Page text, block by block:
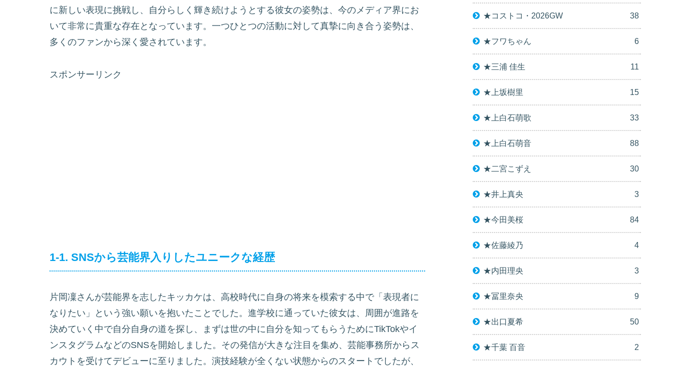
に新しい表現に挑戦し、自分らしく輝き続けようとする彼女の姿勢は、今のメディア界にお
いて非常に貴重な存在となっています。一つひとつの活動に対して真摯に向き合う姿勢は、
多くのファンから深く愛されています。
スポンサーリンク
1-1. SNSから芸能界入りしたユニークな経歴
片岡凜さんが芸能界を志したキッカケは、高校時代に自身の将来を模索する中で「表現者に
なりたい」という強い願いを抱いたことでした。進学校に通っていた彼女は、周囲が進路を
決めていく中で自分自身の道を探し、まずは世の中に自分を知ってもらうためにTikTokやイ
ンスタグラムなどのSNSを開始しました。その発信が大きな注目を集め、芸能事務所からス
カウトを受けてデビューに至りました。演技経験が全くない状態からのスタートでしたが、
★コストコ・2026GW 38
★フワちゃん 6
★三浦 佳生 11
★上坂樹里 15
★上白石萌歌 33
★上白石萌音 88
★二宮こずえ 30
★井上真央 3
★今田美桜 84
★佐藤綾乃 4
★内田理央 3
★冨里奈央 9
★出口夏希 50
★千葉 百音 2